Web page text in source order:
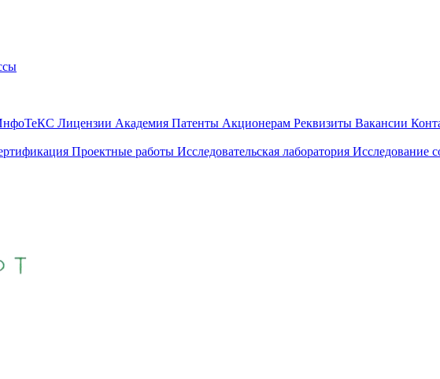
Лицензии Академия Патенты Акционерам Реквизиты Вакансии
Проектные работы Исследовательская лаборатория Исследование